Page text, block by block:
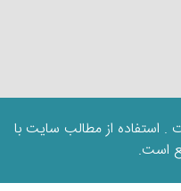
از مطالب سایت با
است.